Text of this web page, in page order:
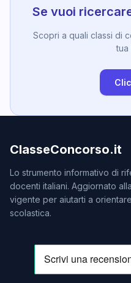
Se vuoi
Scopri a quali classi di
tua
ClasseConcorso.it
Lo strumento informativo di
docenti italiani. Aggiornato
vigente per aiutarti a
scolastica.